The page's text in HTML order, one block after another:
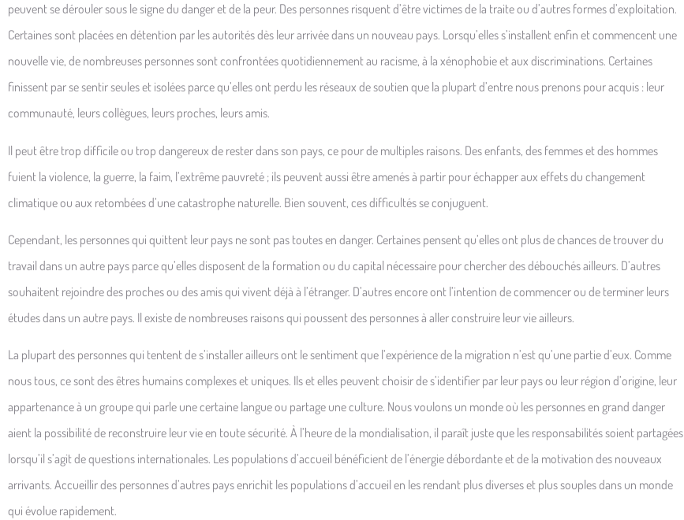
peuvent se dérouler sous le signe du danger et de la peur. Des personnes risquent d’être victimes de la traite ou d’autres formes d’exploitation.
Certaines sont placées en détention par les autorités dès leur arrivée dans un nouveau pays. Lorsqu’elles s’installent enfin et commencent une
nouvelle vie, de nombreuses personnes sont confrontées quotidiennement au racisme, à la xénophobie et aux discriminations. Certaines
finissent par se sentir seules et isolées parce qu’elles ont perdu les réseaux de soutien que la plupart d’entre nous prenons pour acquis : leur
communauté, leurs collègues, leurs proches, leurs amis.
Il peut être trop difficile ou trop dangereux de rester dans son pays, ce pour de multiples raisons. Des enfants, des femmes et des hommes
fuient la violence, la guerre, la faim, l’extrême pauvreté ; ils peuvent aussi être amenés à partir pour échapper aux effets du changement
climatique ou aux retombées d’une catastrophe naturelle. Bien souvent, ces difficultés se conjuguent.
Cependant, les personnes qui quittent leur pays ne sont pas toutes en danger. Certaines pensent qu’elles ont plus de chances de trouver du
travail dans un autre pays parce qu’elles disposent de la formation ou du capital nécessaire pour chercher des débouchés ailleurs. D’autres
souhaitent rejoindre des proches ou des amis qui vivent déjà à l’étranger. D’autres encore ont l’intention de commencer ou de terminer leurs
études dans un autre pays. Il existe de nombreuses raisons qui poussent des personnes à aller construire leur vie ailleurs.
La plupart des personnes qui tentent de s’installer ailleurs ont le sentiment que l’expérience de la migration n’est qu’une partie d’eux. Comme
nous tous, ce sont des êtres humains complexes et uniques. Ils et elles peuvent choisir de s’identifier par leur pays ou leur région d’origine, leur
appartenance à un groupe qui parle une certaine langue ou partage une culture. Nous voulons un monde où les personnes en grand danger
aient la possibilité de reconstruire leur vie en toute sécurité. À l’heure de la mondialisation, il paraît juste que les responsabilités soient partagées
lorsqu’il s’agit de questions internationales. Les populations d’accueil bénéficient de l’énergie débordante et de la motivation des nouveaux
arrivants. Accueillir des personnes d’autres pays enrichit les populations d’accueil en les rendant plus diverses et plus souples dans un monde
qui évolue rapidement.